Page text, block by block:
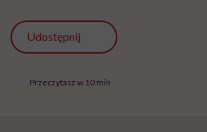
Udostępnij
Przeczytasz w 10 min